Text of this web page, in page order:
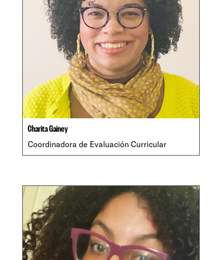
Charita Gainey
Coordinadora de Evaluación Curricular